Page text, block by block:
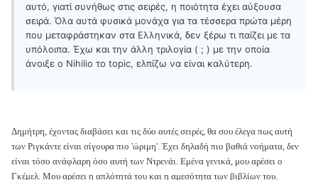
αυτό, γιατί συνήθως στις σειρές, η ποιότητα έχει αύξουσα
σειρά. Όλα αυτά φυσικά μονάχα για τα τέσσερα πρώτα μέρη
που μεταφράστηκαν στα Ελληνικά, δεν ξέρω τι παίζει με τα
υπόλοιπα. Έχω και την άλλη τριλογία ( ; ) με την οποία
άνοιξε ο Nihilio το topic, ελπίζω να είναι καλύτερη.
Δημήτρη, έχοντας διαβάσει και τις δύο αυτές σειρές, θα σου έλεγα πως αυτή
των Ριγκάντε είναι σίγουρα πιο 'ώριμη'. Έχει δηλαδή πιο βαθιά νοήματα, δεν
είναι τόσο ανάφλαρη όσο αυτή των Ντρενάι. Εμένα γενικά, μου αρέσει ο
Γκέμελ. Μου αρέσει η απλότητά του και η αμεσότητα των βιβλίων του.